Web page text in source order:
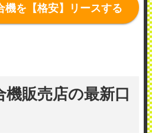
機を【格安】リースする
機販売店の最新口